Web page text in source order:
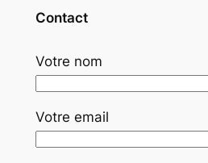
Contact
Votre nom
Votre email